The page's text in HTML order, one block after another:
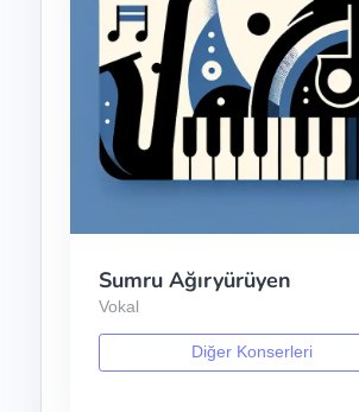
Sumru Ağıryürüyen
Vokal
Diğer Konserleri